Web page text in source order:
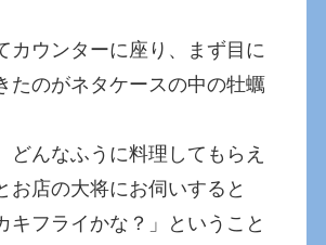
カウンターに座り、まず目に
たのがネタケースの中の牡蠣
どんなふうに料理してもらえ
お店の大将にお伺いすると
キフライかな？」ということ